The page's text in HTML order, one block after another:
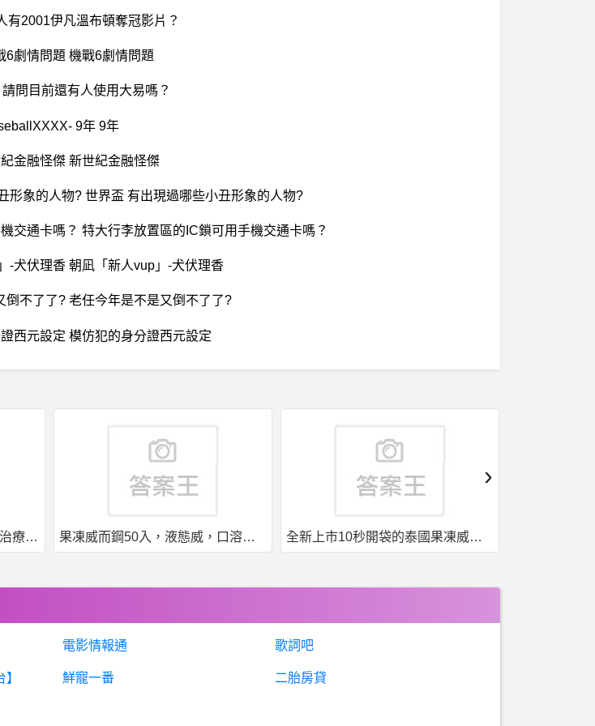
有2001伊凡溫布頓奪冠影片？
6劇情問題 機戰6劇情問題
問目前還有人使用大易嗎？
9年 9年
金融怪傑 新世紀金融怪傑
形象的人物? 世界盃 有出現過哪些小丑形象的人物?
交通卡嗎？ 特大行李放置區的IC鎖可用手機交通卡嗎？
-犬伏理香 朝凪「新人vup」-犬伏理香
倒不了了? 老任今年是不是又倒不了了?
西元設定 模仿犯的身分證西元設定
果凍威而鋼50入，液態威，口溶速效 全新上市10秒開袋的泰國果凍威而鋼強勢來襲 台灣現貨，泰國果凍. 一盒7包7種口味
›
電影情報通 歌詞吧
鮮寵一番 二胎房貸